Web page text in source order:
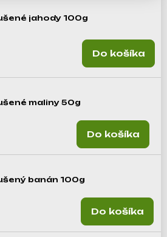
jahody 100g
Do košíka
maliny 50g
Do košíka
banán 100g
Do košíka